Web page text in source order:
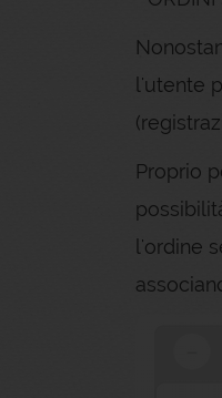
l'utente
Proprio
l'ordine